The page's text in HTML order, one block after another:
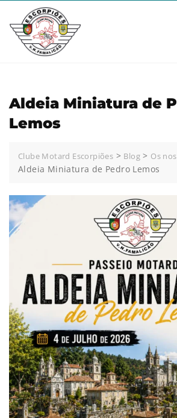
content
Aldeia Miniatura de
Lemos
Clube Motard Escorpiões > Blog > Os
Aldeia Miniatura de Pedro Lemos